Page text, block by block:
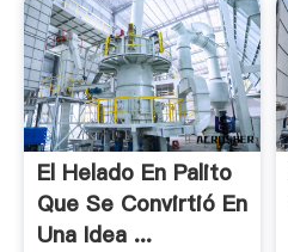
El Helado En Palito
Que Se Convirtió En
Una Idea ...